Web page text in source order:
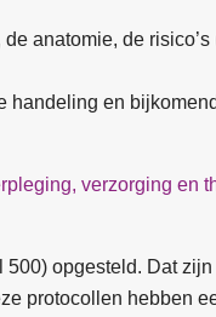
anatomie, de
handeling en
verzorging en
500) opgesteld. Dat
protocollen hebben